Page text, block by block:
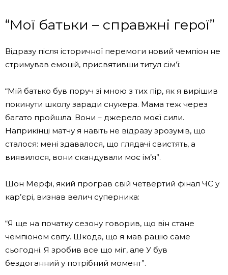
“Мої батьки – справжні герої”
Відразу після історичної перемоги новий чемпіон не
стримував емоцій, присвятивши титул сім’ї:
“Мій батько був поруч зі мною з тих пір, як я вирішив
покинути школу заради снукера. Мама теж через
багато пройшла. Вони – джерело моєї сили.
Наприкінці матчу я навіть не відразу зрозумів, що
сталося: мені здавалося, що глядачі свистять, а
виявилося, вони скандували моє ім’я”.
Шон Мерфі, який програв свій четвертий фінал ЧС у
кар’єрі, визнав велич суперника:
“Я ще на початку сезону говорив, що він стане
чемпіоном світу. Шкода, що я мав рацію саме
сьогодні. Я зробив все що міг, але У був
бездоганний у потрібний момент”.